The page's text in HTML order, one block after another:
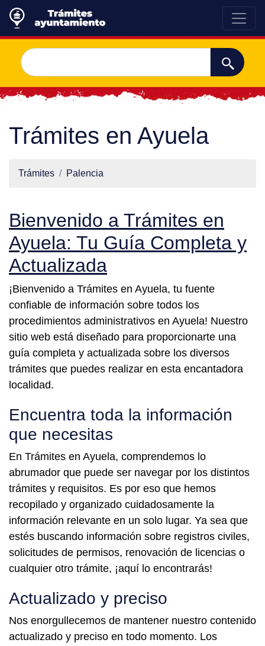
Trámites en Ayuela
Trámites Palencia
Bienvenido a Trámites en
Ayuela: Tu Guía Completa y
Actualizada
¡Bienvenido a Trámites en Ayuela, tu fuente
confiable de información sobre todos los
procedimientos administrativos en Ayuela! Nuestro
sitio web está diseñado para proporcionarte una
guía completa y actualizada sobre los diversos
trámites que puedes realizar en esta encantadora
localidad.
Encuentra toda la información
que necesitas
En Trámites en Ayuela, comprendemos lo
abrumador que puede ser navegar por los distintos
trámites y requisitos. Es por eso que hemos
recopilado y organizado cuidadosamente la
información relevante en un solo lugar. Ya sea que
estés buscando información sobre registros civiles,
solicitudes de permisos, renovación de licencias o
cualquier otro trámite, ¡aquí lo encontrarás!
Actualizado y preciso
Nos enorgullecemos de mantener nuestro contenido
actualizado y preciso en todo momento. Los